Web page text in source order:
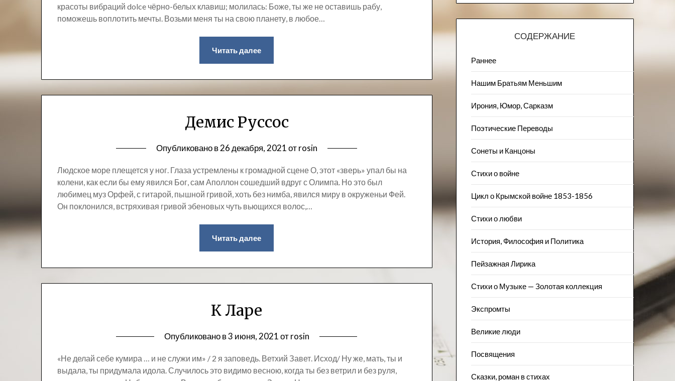
красоты вибраций dolce чёрно-белых клавиш; молилась: Боже, ты же не оставишь рабу,
поможешь воплотить мечты. Возьми меня ты на свою планету, в любое…
Читать далее
Демис Руссос
Опубликовано в26 декабря, 2021отrosin
Людское море плещется у ног. Глаза устремлены к громадной сцене О, этот «зверь» упал бы на
колени, как если бы ему явился Бог, сам Аполлон сошедший вдруг с Олимпа. Но это был
любимец муз Орфей, с гитарой, пышной гривой, хоть без нимба, явился миру в окруженьи Фей.
Он поклонился, встряхивая гривой эбеновых чуть вьющихся волос,…
Читать далее
К Ларе
Опубликовано в3 июня, 2021отrosin
«Не делай себе кумира … и не служи им» / 2 я заповедь. Ветхий Завет. Исход/ Ну же, мать, ты и
выдала, ты придумала идола. Случилось это видимо весною, когда ты без ветрил и без руля,
СОДЕРЖАНИЕ
Раннее
Нашим Братьям Меньшим
Ирония, Юмор, Сарказм
Поэтические Переводы
Сонеты и Канцоны
Стихи о войне
Цикл о Крымской войне 1853-1856
Стихи о любви
История, Философия и Политика
Пейзажна​я Лирика
Стихи о Музыке — Золотая коллекция
Экспромты
Великие люди
Посвящения
Сказки, роман в стихах